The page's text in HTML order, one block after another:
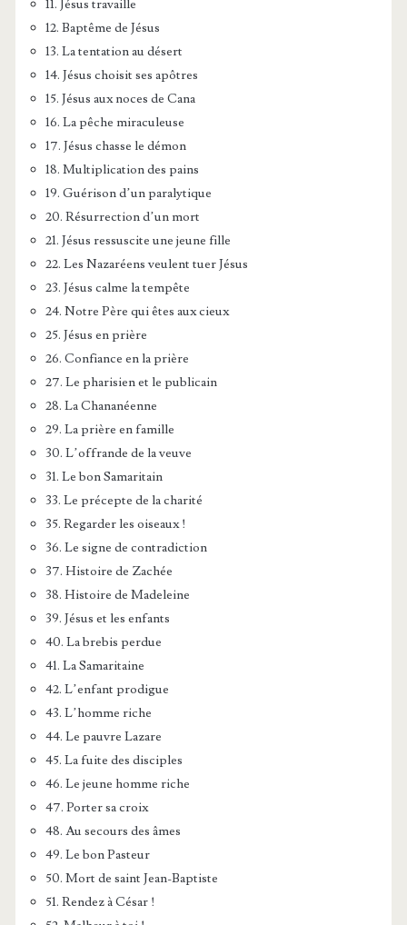
11. Jésus travaille
12. Baptême de Jésus
13. La tentation au désert
14. Jésus choisit ses apôtres
15. Jésus aux noces de Cana
16. La pêche miraculeuse
17. Jésus chasse le démon
18. Multiplication des pains
19. Guérison d’un paralytique
20. Résurrection d’un mort
21. Jésus ressuscite une jeune fille
22. Les Nazaréens veulent tuer Jésus
23. Jésus calme la tempête
24. Notre Père qui êtes aux cieux
25. Jésus en prière
26. Confiance en la prière
27. Le pharisien et le publicain
28. La Chananéenne
29. La prière en famille
30. L’offrande de la veuve
31. Le bon Samaritain
33. Le précepte de la charité
35. Regarder les oiseaux !
36. Le signe de contradiction
37. Histoire de Zachée
38. Histoire de Madeleine
39. Jésus et les enfants
40. La brebis perdue
41. La Samaritaine
42. L’enfant prodigue
43. L’homme riche
44. Le pauvre Lazare
45. La fuite des disciples
46. Le jeune homme riche
47. Porter sa croix
48. Au secours des âmes
49. Le bon Pasteur
50. Mort de saint Jean-Baptiste
51. Rendez à César !